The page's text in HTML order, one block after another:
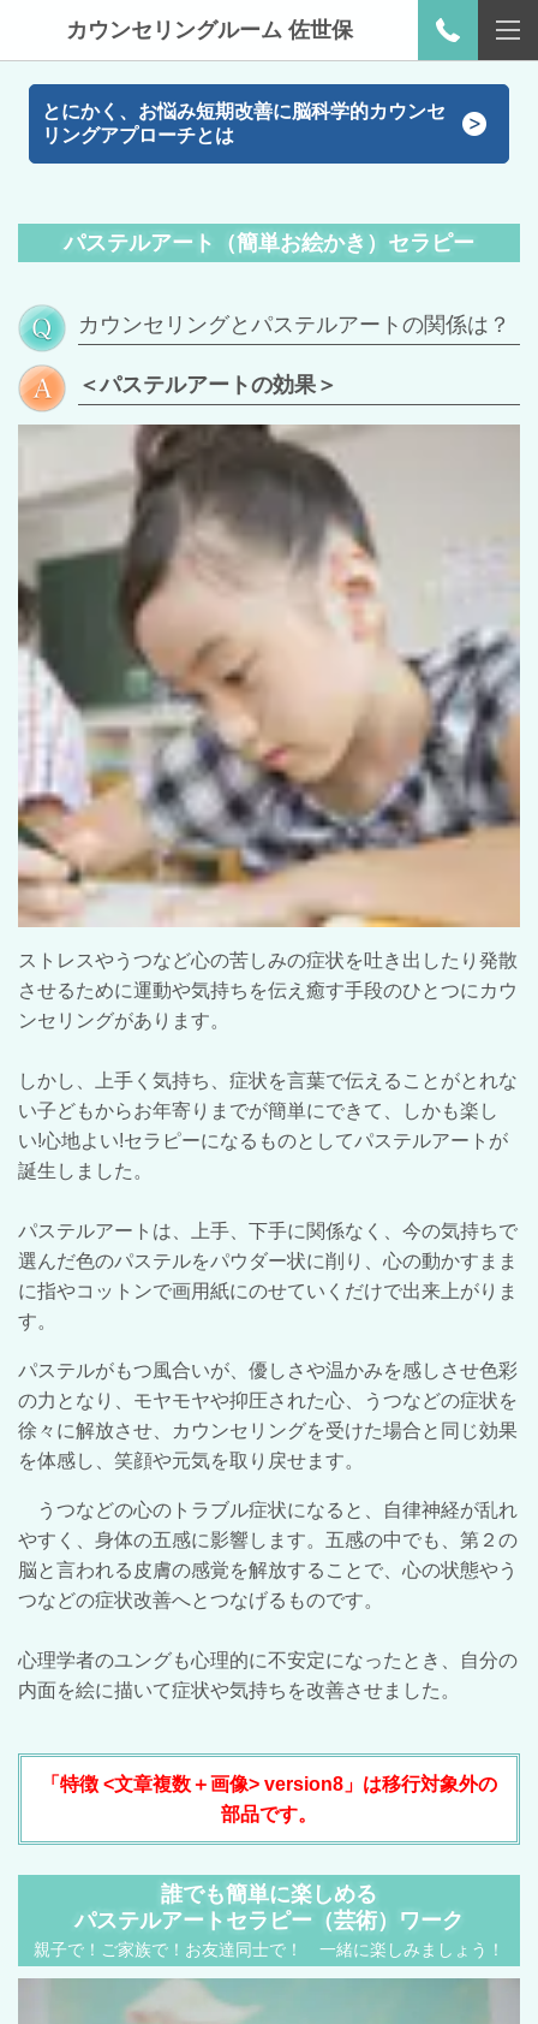
カウンセリングルーム 佐世保
とにかく、お悩み短期改善に脳科学的カウンセ
リングアプローチとは
パステルアート（簡単お絵かき）セラピー
カウンセリングとパステルアートの関係は？
＜パステルアートの効果＞
ストレスやうつなど心の苦しみの症状を吐き出したり発散
させるために運動や気持ちを伝え癒す手段のひとつにカウ
ンセリングがあります。
しかし、上手く気持ち、症状を言葉で伝えることがとれな
い子どもからお年寄りまでが簡単にできて、しかも楽し
い!心地よい!セラピーになるものとしてパステルアートが
誕生しました。
パステルアートは、上手、下手に関係なく、今の気持ちで
選んだ色のパステルをパウダー状に削り、心の動かすまま
に指やコットンで画用紙にのせていくだけで出来上がりま
す。
パステルがもつ風合いが、優しさや温かみを感しさせ色彩
の力となり、モヤモヤや抑圧された心、うつなどの症状を
徐々に解放させ、カウンセリングを受けた場合と同じ効果
を体感し、笑顔や元気を取り戻せます。
うつなどの心のトラブル症状になると、自律神経が乱れ
やすく、身体の五感に影響します。五感の中でも、第２の
脳と言われる皮膚の感覚を解放することで、心の状態やう
つなどの症状改善へとつなげるものです。
心理学者のユングも心理的に不安定になったとき、自分の
内面を絵に描いて症状や気持ちを改善させました。
「特徴 <文章複数＋画像> version8」は移行対象外の
部品です。
誰でも簡単に楽しめる
パステルアートセラピー（芸術）ワーク
親子で！ご家族で！お友達同士で！ 一緒に楽しみましょう！